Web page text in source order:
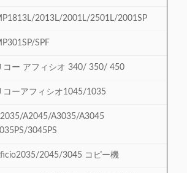
2013L/2001L/2501L/2001SP
SPF
コー アフィシオ 340/ 350/ 450
コーアフィシオ1045/1035
A2045/A3035/A3045
3045PS
2045/3045 コピー機